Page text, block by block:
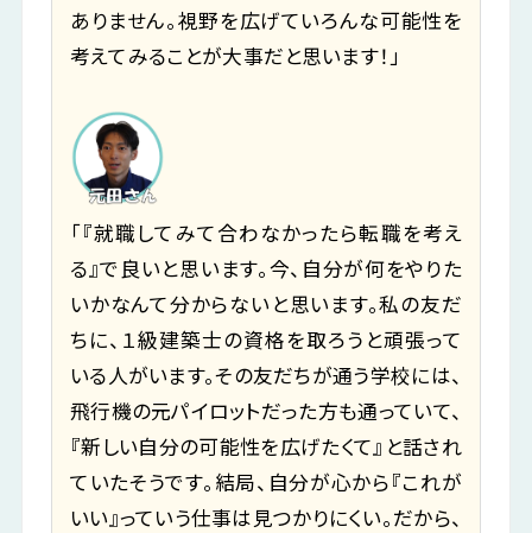
ありません。視野を広げていろんな可能性を
考えてみることが大事だと思います！」
「『就職してみて合わなかったら転職を考え
る』で良いと思います。今、自分が何をやりた
いかなんて分からないと思います。私の友だ
ちに、１級建築士の資格を取ろうと頑張って
いる人がいます。その友だちが通う学校には、
飛行機の元パイロットだった方も通っていて、
『新しい自分の可能性を広げたくて』と話され
ていたそうです。結局、自分が心から『これが
いい』っていう仕事は見つかりにくい。だから、